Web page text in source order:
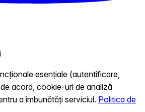
esențiale (autentificare,
acord, cookie-uri de analiză
a îmbunătăți serviciul. Politica de